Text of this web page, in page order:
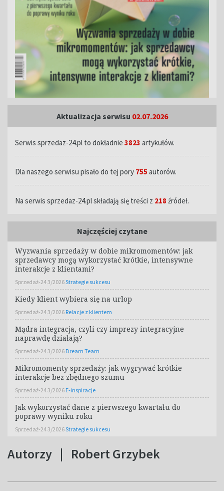
Autorzy | Robert Grzybek
Aktualizacja serwisu 02.07.2026
Serwis sprzedaz-24.pl to dokładnie 3823 artykułów.
Dla naszego serwisu pisało do tej pory 755 autorów.
Na serwis sprzedaz-24.pl składają się treści z 218 źródeł.
Najczęściej czytane
Wyzwania sprzedaży w dobie mikromomentów: jak
sprzedawcy mogą wykorzystać krótkie, intensywne
interakcje z klientami?
Sprzedaż-24 3/2026Strategie sukcesu
Kiedy klient wybiera się na urlop
Sprzedaż-24 3/2026 Relacje z klientem
Mądra integracja, czyli czy imprezy integracyjne
naprawdę działają?
Sprzedaż-24 3/2026 Dream Team
Mikromomenty sprzedaży: jak wygrywać krótkie
interakcje bez zbędnego szumu
Sprzedaż-24 3/2026 E-inspiracje
Jak wykorzystać dane z pierwszego kwartału do
poprawy wyniku roku
Sprzedaż-24 3/2026Strategie sukcesu